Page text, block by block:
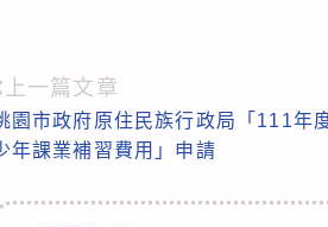
上一篇文章
園市政府原住民族行政局「111年
年課業補習費用」申請